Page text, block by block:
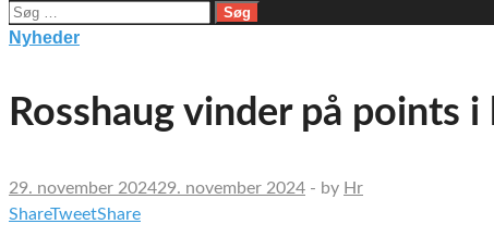
Søg
efter:
Nyheder
Rosshaug vinder på points
29. november 202429. november 2024 - by Hr
ShareTweetShare